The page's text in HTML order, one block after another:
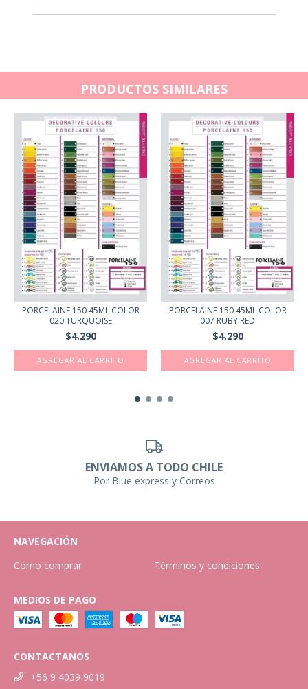
PRODUCTOS SIMILARES
PORCELAINE 150 45ML COLOR
020 TURQUOISE
$4.290
PORCELAINE 150 45ML COLOR
007 RUBY RED
$4.290
ENVIAMOS A TODO CHILE
Por Blue express y Correos
NAVEGACIÓN
Cómo comprar
Términos y condiciones
MEDIOS DE PAGO
CONTACTANOS
+56 9 4039 9019